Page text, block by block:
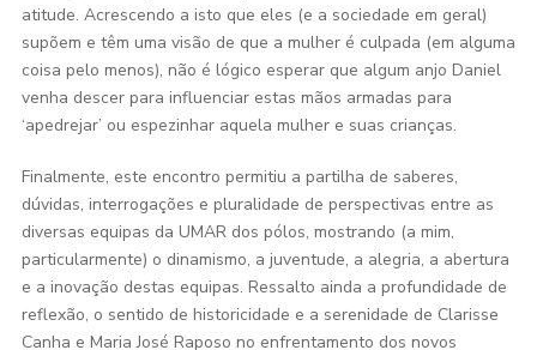
atitude. Acrescendo a isto que eles (e a sociedade em geral)
supõem e têm uma visão de que a mulher é culpada (em alguma
coisa pelo menos), não é lógico esperar que algum anjo Daniel
venha descer para influenciar estas mãos armadas para
‘apedrejar’ ou espezinhar aquela mulher e suas crianças.
Finalmente, este encontro permitiu a partilha de saberes,
dúvidas, interrogações e pluralidade de perspectivas entre as
diversas equipas da UMAR dos pólos, mostrando (a mim,
particularmente) o dinamismo, a juventude, a alegria, a abertura
e a inovação destas equipas. Ressalto ainda a profundidade de
reflexão, o sentido de historicidade e a serenidade de Clarisse
Canha e Maria José Raposo no enfrentamento dos novos